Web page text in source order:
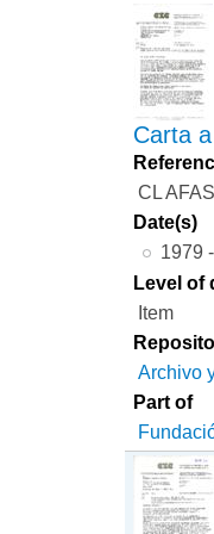
Carta
CL
Date(s)
1979
Level of
Item
Archivo
Part of